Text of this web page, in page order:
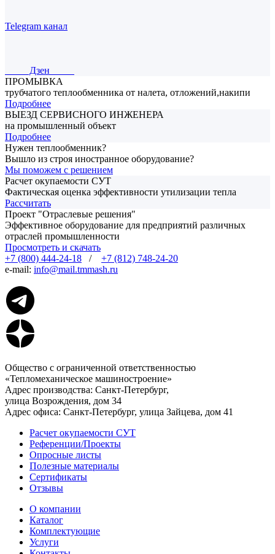
Telegram канал
Дзен
ПРОМЫВКА
трубчатого теплообменника от налета, отложений,накипи
Подробнее
ВЫЕЗД СЕРВИСНОГО ИНЖЕНЕРА
на промышленный объект
Подробнее
Нужен теплообменник?
Вышло из строя иностранное оборудование?
Мы поможем с решением
Расчет окупаемости СУТ
Фактическая оценка эффективности утилизации тепла
Рассчитать
Проект "Отраслевые решения"
Эффективное оборудование для предприятий различных
отраслей промышленности
Просмотреть и скачать
+7 (800) 444-24-18 / +7 (812) 748-24-20
e-mail: info@mail.tmmash.ru
Общество с ограниченной ответственностью
«Тепломеханическое машиностроение»
Адрес производства: Санкт-Петербург,
улица Возрождения, дом 34
Адрес офиса: Санкт-Петербург, улица Зайцева, дом 41
Расчет окупаемости СУТ
Референции/Проекты
Опросные листы
Полезные материалы
Сертификаты
Отзывы
О компании
Каталог
Комплектующие
Услуги